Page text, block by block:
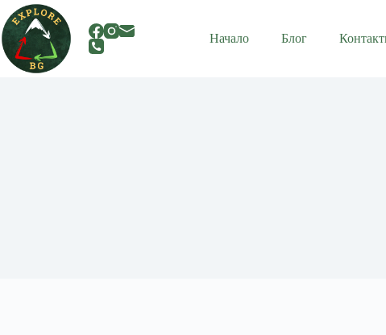
Skip
to
content
Начало Блог